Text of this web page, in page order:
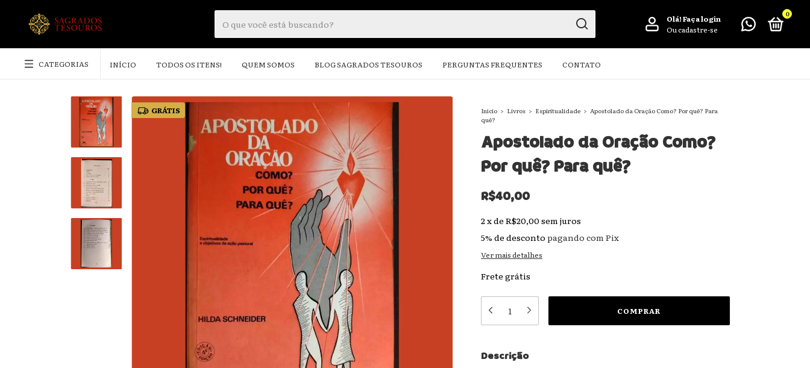
Olá!Faça login
Ou cadastre-se
0
CATEGORIAS INÍCIO TODOS OS ITENS! QUEM SOMOS BLOG SAGRADOS TESOUROS PERGUNTAS FREQUENTES CONTATO
GRÁTIS Início > Livros > Espiritualidade > Apostolado da Oração Como? Por quê? Para
quê?
Apostolado da Oração Como?
Por quê? Para quê?
R$40,00
2xde R$20,00 sem juros
5% de desconto pagando com Pix
Ver mais detalhes
Frete grátis
Descrição